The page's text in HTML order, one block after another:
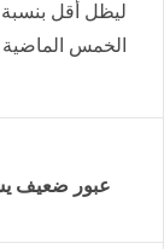
الخمس
عبور ضعيف